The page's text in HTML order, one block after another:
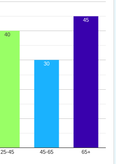
25-45 45-65 65+
40
30
45